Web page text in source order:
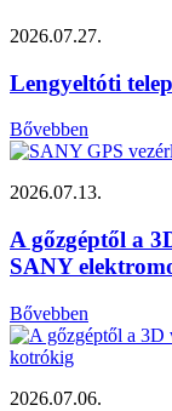
2026.07.27.
Lengyeltóti
Bővebben
2026.07.13.
A gőzgéptől a
SANY
Bővebben
2026.07.06.